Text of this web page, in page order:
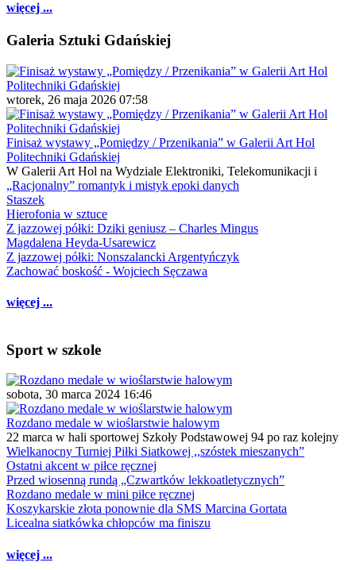
więcej ...
Galeria Sztuki Gdańskiej
wtorek, 26 maja 2026 07:58
Finisaż wystawy „Pomiędzy / Przenikania” w Galerii Art Hol
Politechniki Gdańskiej
W Galerii Art Hol na Wydziale Elektroniki, Telekomunikacji i
„Racjonalny” romantyk i mistyk epoki danych
Staszek
Hierofonia w sztuce
Z jazzowej półki: Dziki geniusz – Charles Mingus
Magdalena Heyda-Usarewicz
Z jazzowej półki: Nonszalancki Argentyńczyk
Zachować boskość - Wojciech Sęczawa
więcej ...
Sport w szkole
sobota, 30 marca 2024 16:46
Rozdano medale w wioślarstwie halowym
22 marca w hali sportowej Szkoły Podstawowej 94 po raz kolejny
Wielkanocny Turniej Piłki Siatkowej ,,szóstek mieszanych”
Ostatni akcent w piłce ręcznej
Przed wiosenną rundą „Czwartków lekkoatletycznych”
Rozdano medale w mini piłce ręcznej
Koszykarskie złota ponownie dla SMS Marcina Gortata
Licealna siatkówka chłopców ma finiszu
więcej ...